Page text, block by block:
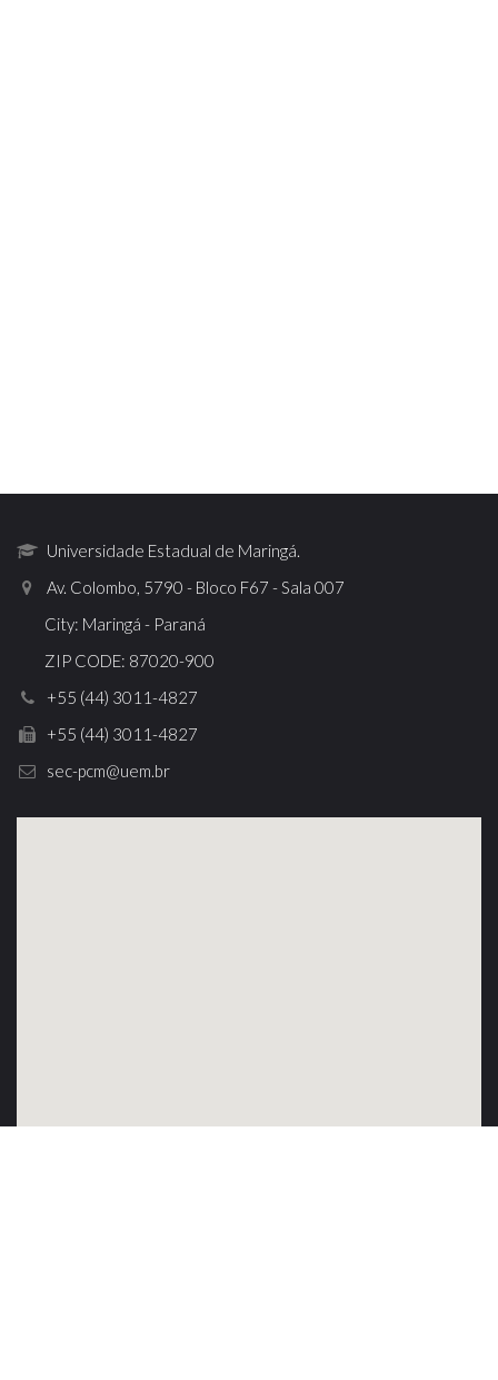
Universidade Estadual de Maringá.
Av. Colombo, 5790 - Bloco F67 - Sala 007
City: Maringá - Paraná
ZIP CODE: 87020-900
+55 (44) 3011-4827
+55 (44) 3011-4827
sec-pcm@uem.br